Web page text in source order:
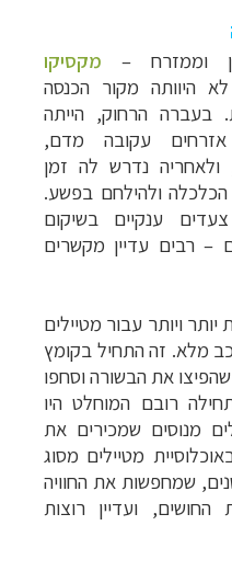
וממזרח–
מקסיקו
לא היוותה מקור הכנסה
בעברה הרחוק, הייתה
עקובה מדם,
רק בשנת 1996, ולאחריה נדרש לה זמן
ולהילחם בפשע.
ענקיים בשיקום
– רבים עדיין מקשרים
ויותר עבור מטיילים
מלא. זה התחיל בקומץ
את הבשורה וסחפו
רובם המוחלט היו
מנוסים שמכירים את
מטיילים מסוג
שמחפשות את החוויה
ועדיין רוצות